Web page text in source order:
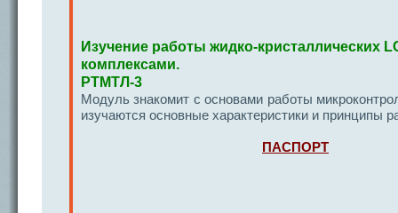
Изучение работы жидко-кристаллических
комплексами.
РТМТЛ-3
Модуль знакомит с основами работы
изучаются основные характеристики и принципы
ПАСПОРТ